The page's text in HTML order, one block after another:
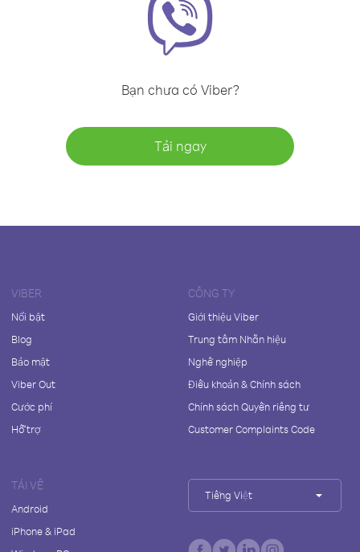
Bạn chưa có Viber?
Tải ngay
VIBER
Nổi bật
Blog
Bảo mật
Viber Out
Cước phí
Hỗ trợ
CÔNG TY
Giới thiệu Viber
Trung tâm Nhãn hiệu
Nghề nghiệp
Điều khoản & Chính sách
Chính sách Quyền riêng tư
Customer Complaints Code
TẢI VỀ
Android
iPhone & iPad
Tiếng Việt